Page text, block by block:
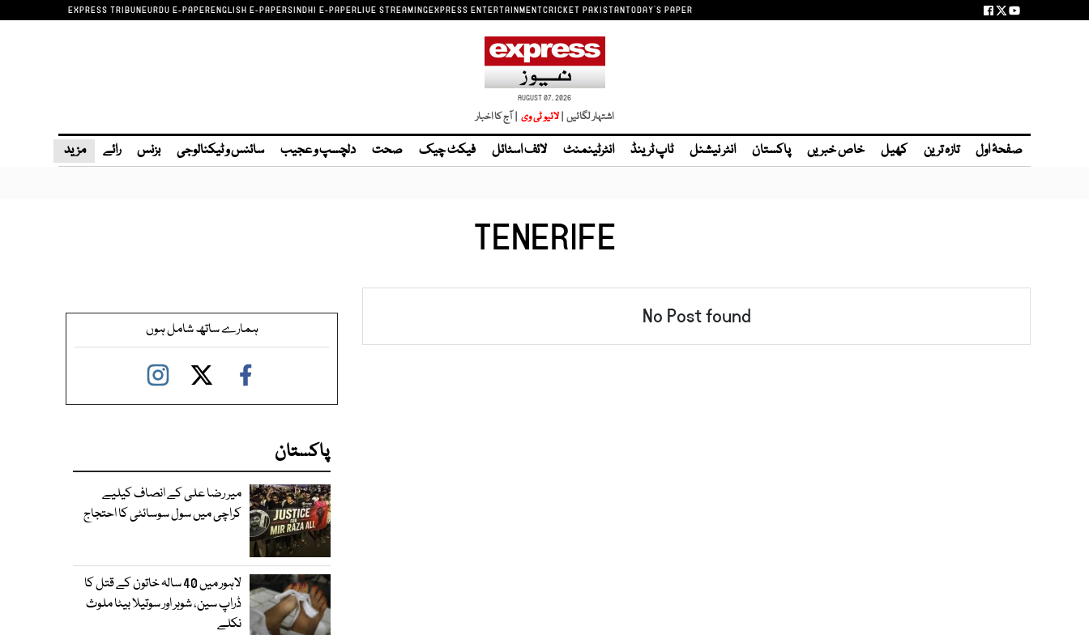
EXPRESS TRIBUNEURDU E-PAPERENGLISH E-PAPERSINDHI E-PAPERLIVE STREAMINGEXPRESS ENTERTAINMENTCRICKET PAKISTANTODAY'S PAPER
AUGUST 07, 2026
اشتہار لگائیں |لائیو ٹی وی | آج کا اخبار
صفحۂ اول تازہ ترین کھیل خاص خبریں پاکستان انٹر نیشنل ٹاپ ٹرینڈ انٹرٹینمنٹ لائف اسٹائل فیکٹ چیک صحت دلچسپ و عجیب سائنس و ٹیکنالوجی بزنس رائے مزید
TENERIFE
No Post found ہمارے ساتھ شامل ہوں
پاکستان
میر رضا علی کے انصاف کیلیے
کراچی میں سول سوسائٹی کا احتجاج
لاہور میں 40 سالہ خاتون کے قتل کا
ڈراپ سین، شوہر اور سوتیلا بیٹا ملوث
نکلے